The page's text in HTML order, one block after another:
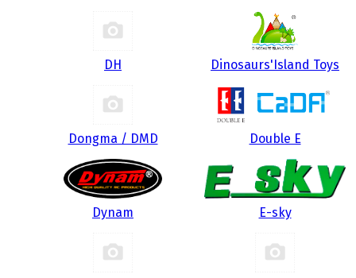
DH Dinosaurs'Island Toys
Dongma / DMD Double E
Dynam E-sky